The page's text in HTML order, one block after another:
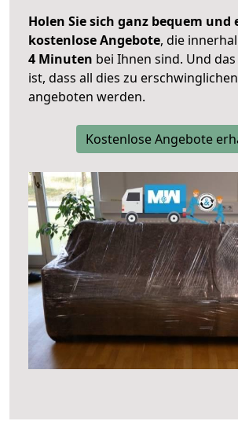
Holen Sie sich ganz bequem und
kostenlose Angebote, die
4 Minuten bei Ihnen sind. Und
ist, dass all dies zu
angeboten werden.
Kostenlose Angebote